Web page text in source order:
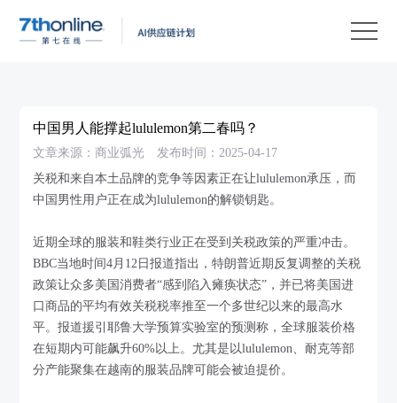
中国男人能撑起lululemon第二春吗？
文章来源：商业弧光
发布时间：2025-04-17
关税和来自本土品牌的竞争等因素正在让lululemon承压，而
中国男性用户正在成为lululemon的解锁钥匙。
近期全球的服装和鞋类行业正在受到关税政策的严重冲击。
BBC当地时间4月12日报道指出，特朗普近期反复调整的关税
政策让众多美国消费者“感到陷入瘫痪状态”，并已将美国进
口商品的平均有效关税税率推至一个多世纪以来的最高水
平。报道援引耶鲁大学预算实验室的预测称，全球服装价格
在短期内可能飙升60%以上。尤其是以lululemon、耐克等部
分产能聚集在越南的服装品牌可能会被迫提价。